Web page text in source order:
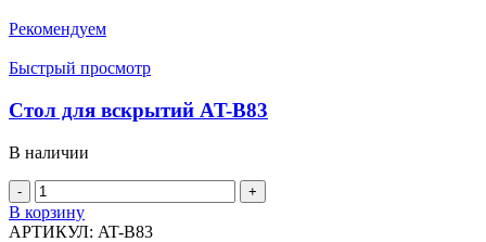
Рекомендуем
Быстрый просмотр
Стол для вскрытий AT-B83
В наличии
Количество
товара
Стол
В корзину
АРТИКУЛ: AT-B83